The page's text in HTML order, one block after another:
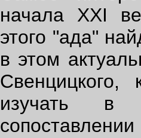
начала ХХI
этого "ада"
в этом
изучать